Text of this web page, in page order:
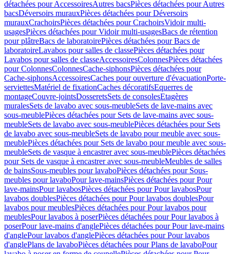
détachées pour AccessoiresAutres bacsPièces détachées pour Autres
bacsDéversoirs murauxPièces détachées pour Déversoirs
murauxCrachoirsPièces détachées pour CrachoirsVidoir multi-
usagesPièces détachées pour Vidoir multi-usagesBacs de rétention
pour plâtreBacs de laboratoirePièces détachées pour Bacs de
laboratoireLavabos pour salles de classePièces détachées pour
Lavabos pour salles de classeAccessoiresColonnesPièces détachées
pour ColonnesColonnesCache-siphonsPièces détachées pour
Cache-siphonsAccessoiresCaches pour ouverture d'évacuationPorte-
serviettesMatériel de fixationCaches décoratifsEquerres de
montageCouvre-jointsDosseretsSets de consolesEtagères
muralesSets de lavabo avec sous-meubleSets de lave-mains avec
sous-meublePièces détachées pour Sets de lave-mains avec sous-
meubleSets de lavabo avec sous-meublePièces détachées pour Sets
de lavabo avec sous-meubleSets de lavabo pour meuble avec sous-
meublePièces détachées pour Sets de lavabo pour meuble avec sous-
meubleSets de vasque à encastrer avec sous-meublePièces détachées
pour Sets de vasque à encastrer avec sous-meubleMeubles de salles
de bainsSous-meubles pour lavaboPièces détachées pour Sous-
meubles pour lavaboPour lave-mainsPièces détachées pour Pour
lave-mainsPour lavabosPièces détachées pour Pour lavabosPour
lavabos doublesPièces détachées pour Pour lavabos doublesPour
lavabos pour meublesPièces détachées pour Pour lavabos pour
meublesPour lavabos à poserPièces détachées pour Pour lavabos à
poserPour lave-mains d'anglePièces détachées pour Pour lave-mains
d'anglePour lavabos d'anglePièces détachées pour Pour lavabos
d'anglePlans de lavaboPièces détachées pour Plans de lavaboPour